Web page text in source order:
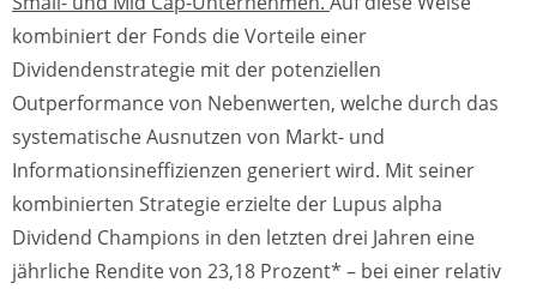
kombiniert der Fonds die Vorteile einer
Dividendenstrategie mit der potenziellen
Outperformance von Nebenwerten, welche durch das
systematische Ausnutzen von Markt- und
Informationsineffizienzen generiert wird. Mit seiner
kombinierten Strategie erzielte der Lupus alpha
Dividend Champions in den letzten drei Jahren eine
jährliche Rendite von 23,18 Prozent* – bei einer relativ